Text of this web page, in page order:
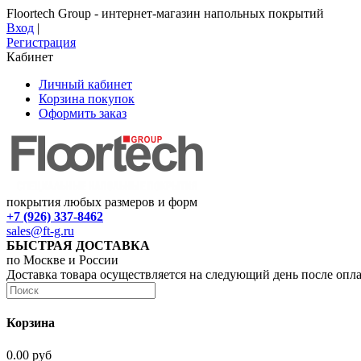
Floortech Group - интернет-магазин напольных покрытий
Вход |
Регистрация
Кабинет
Личный кабинет
Корзина покупок
Оформить заказ
покрытия любых размеров и форм
+7 (926) 337-8462
sales@ft-g.ru
БЫСТРАЯ ДОСТАВКА
по Москве и России
Доставка товара осуществляется на следующий день после
Корзина
0.00 руб